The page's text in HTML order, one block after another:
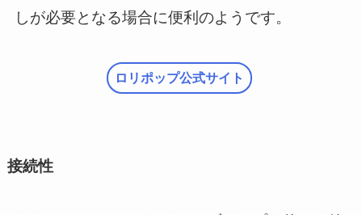
しが必要となる場合に便利のようです。
ロリポップ公式サイト
接続性